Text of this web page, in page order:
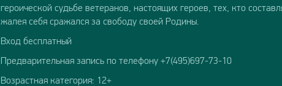
героической судьбе ветеранов, настоящих героев, тех, кто
жалея себя сражался за свободу своей Родины.
Вход бесплатный
Предварительная запись по телефону +7(495)697-73-10
Возрастная категория: 12+